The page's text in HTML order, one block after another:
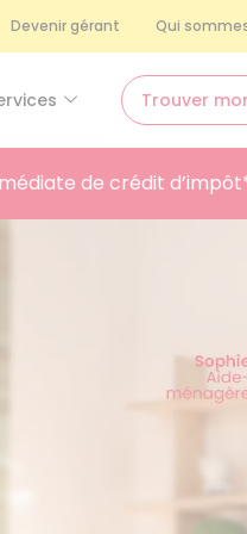
Devenir gérant Qui
Trouver
de crédit